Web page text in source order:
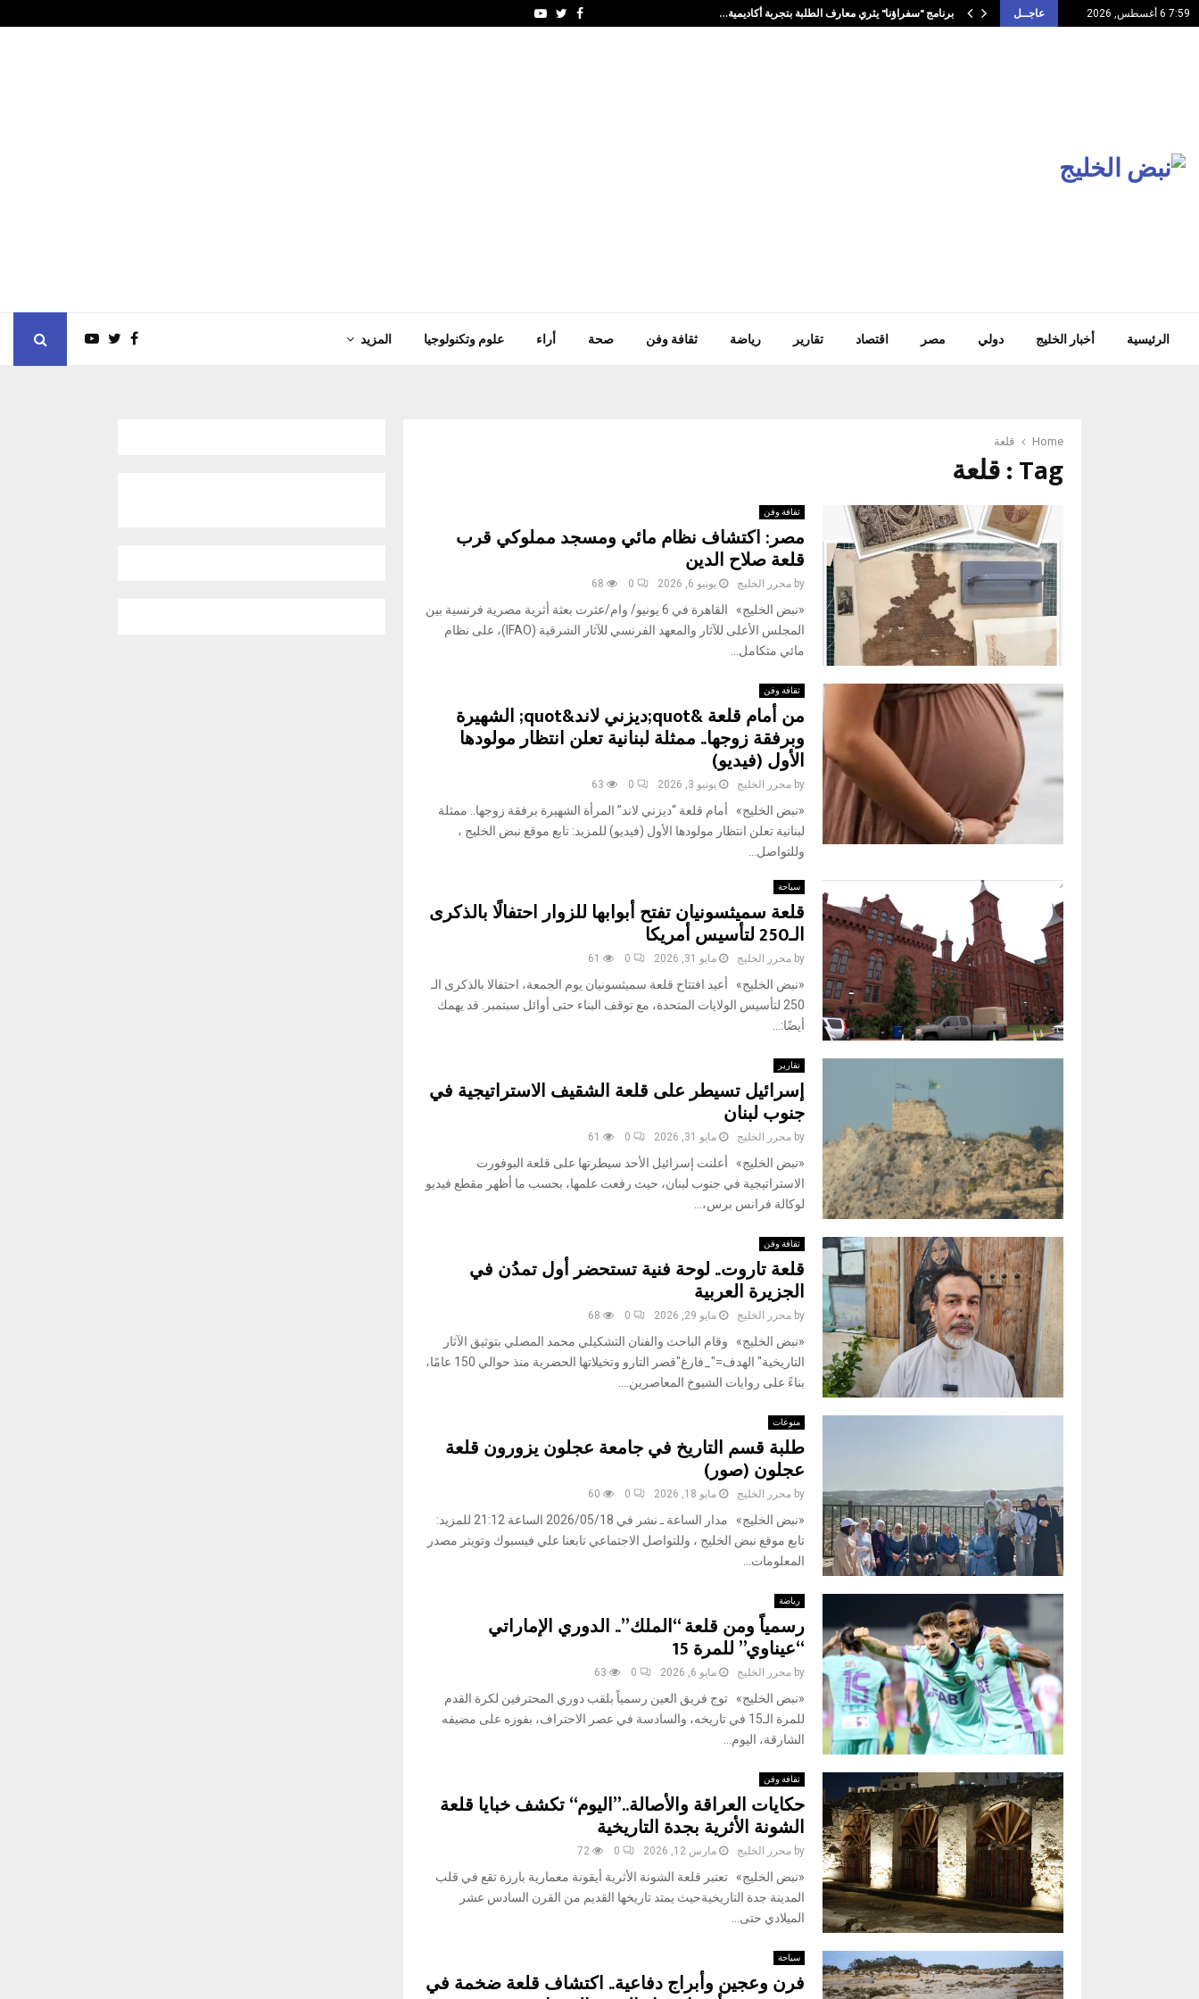
7:59 6 أغسطس, 2026 عاجــل برنامج "سفراؤنا" يثري معارف الطلبة بتجربة أكاديمية… Facebook
Twitter
Youtube
الرئيسية أخبار الخليج دولي مصر اقتصاد تقارير رياضة ثقافة وفن صحة أراء علوم وتكنولوجيا المزيد
Home قلعة
Tag : قلعة
ثقافة وفن
مصر: اكتشاف نظام مائي ومسجد مملوكي قرب
قلعة صلاح الدين
by محرر الخليج يونيو 6, 2026 0
68
«نبض الخليج» القاهرة في 6 يونيو/ وام/عثرت بعثة أثرية مصرية فرنسية بين
المجلس الأعلى للآثار والمعهد الفرنسي للآثار الشرقية (IFAO)، على نظام
مائي متكامل...
ثقافة وفن
من أمام قلعة &quot;ديزني لاند&quot; الشهيرة
وبرفقة زوجها.. ممثلة لبنانية تعلن انتظار مولودها
الأول (فيديو)
by محرر الخليج يونيو 3, 2026 0
63
«نبض الخليج» أمام قلعة “ديزني لاند” المرأة الشهيرة برفقة زوجها.. ممثلة
لبنانية تعلن انتظار مولودها الأول (فيديو) للمزيد: تابع موقع نبض الخليج ،
وللتواصل...
سياحة
قلعة سميثسونيان تفتح أبوابها للزوار احتفالًا بالذكرى
الـ250 لتأسيس أمريكا
by محرر الخليج مايو 31, 2026 0
61
«نبض الخليج» أعيد افتتاح قلعة سميثسونيان يوم الجمعة، احتفالا بالذكرى الـ
250 لتأسيس الولايات المتحدة، مع توقف البناء حتى أوائل سبتمبر. قد يهمك
أيضًا:...
تقارير
إسرائيل تسيطر على قلعة الشقيف الاستراتيجية في
جنوب لبنان
by محرر الخليج مايو 31, 2026 0
61
«نبض الخليج» أعلنت إسرائيل الأحد سيطرتها على قلعة البوفورت
الاستراتيجية في جنوب لبنان، حيث رفعت علمها، بحسب ما أظهر مقطع فيديو
لوكالة فرانس برس،...
ثقافة وفن
قلعة تاروت.. لوحة فنية تستحضر أول تمدُن في
الجزيرة العربية
by محرر الخليج مايو 29, 2026 0
68
«نبض الخليج» وقام الباحث والفنان التشكيلي محمد المصلي بتوثيق الآثار
التاريخية" الهدف="_فارغ"قصر التارو وتخيلاتها الحضرية منذ حوالي 150 عامًا،
بناءً على روايات الشيوخ المعاصرين....
منوعات
طلبة قسم التاريخ في جامعة عجلون يزورون قلعة
عجلون (صور)
by محرر الخليج مايو 18, 2026 0
60
«نبض الخليج» مدار الساعة ـ نشر في 2026/05/18 الساعة 21:12 للمزيد:
تابع موقع نبض الخليج ، وللتواصل الاجتماعي تابعنا علي فيسبوك وتويتر مصدر
المعلومات...
رياضة
رسمياً ومن قلعة “الملك”.. الدوري الإماراتي
“عيناوي” للمرة 15
by محرر الخليج مايو 6, 2026 0
63
«نبض الخليج» توج فريق العين رسمياً بلقب دوري المحترفين لكرة القدم
للمرة الـ15 في تاريخه، والسادسة في عصر الاحتراف، بفوزه على مضيفه
الشارقة، اليوم...
ثقافة وفن
حكايات العراقة والأصالة..”اليوم“ تكشف خبايا قلعة
الشونة الأثرية بجدة التاريخية
by محرر الخليج مارس 12, 2026 0
72
«نبض الخليج» تعتبر قلعة الشونة الأثرية أيقونة معمارية بارزة تقع في قلب
المدينة جدة التاريخيةحيث يمتد تاريخها القديم من القرن السادس عشر
الميلادي حتى...
سياحة
فرن وعجين وأبراج دفاعية.. اكتشاف قلعة ضخمة في